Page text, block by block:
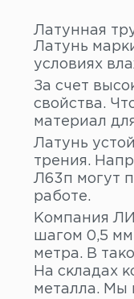
Латунная
Латунь
условиях
За счет
свойства.
материал
Латунь
трения.
Л63п могут
работе.
Компания
шагом 0,5
метра. В
На складах
металла. Мы